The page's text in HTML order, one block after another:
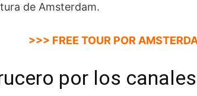
de Amsterdam.
>>> FREE TOUR POR
por los